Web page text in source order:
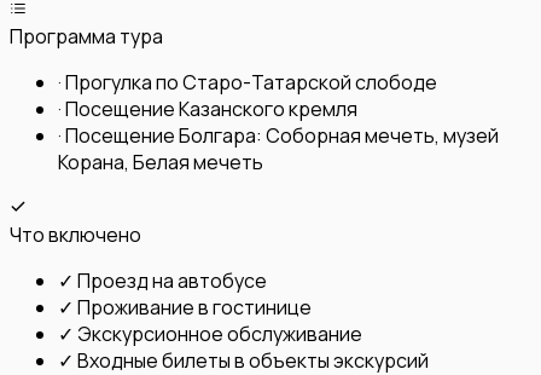
Программа тура
·Прогулка по Старо-Татарской слободе
·Посещение Казанского кремля
·Посещение Болгара: Соборная мечеть, музей
Корана, Белая мечеть
Что включено
✓ Проезд на автобусе
✓ Проживание в гостинице
✓ Экскурсионное обслуживание
✓ Входные билеты в объекты экскурсий